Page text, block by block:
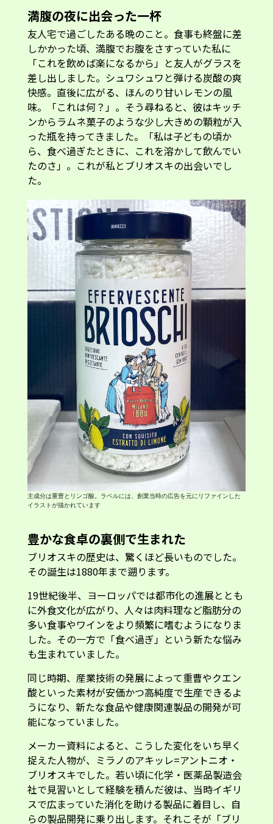
満腹の夜に出会った一杯
友人宅で過ごしたある晩のこと。食事も終盤に差
しかかった頃、満腹でお腹をさすっていた私に
「これを飲めば楽になるから」と友人がグラスを
差し出しました。シュワシュワと弾ける炭酸の爽
快感。直後に広がる、ほんのり甘いレモンの風
味。「これは何？」。そう尋ねると、彼はキッチ
ンからラムネ菓子のような少し大きめの顆粒が入
った瓶を持ってきました。「私は子どもの頃か
ら、食べ過ぎたときに、これを溶かして飲んでい
たのさ」。これが私とブリオスキの出会いでし
た。
主成分は重曹とリンゴ酸。ラベルには、創業当時の広告を元にリファインした
イラストが描かれています
豊かな食卓の裏側で生まれた
ブリオスキの歴史は、驚くほど長いものでした。
その誕生は1880年まで遡ります。
19世紀後半、ヨーロッパでは都市化の進展ととも
に外食文化が広がり、人々は肉料理など脂肪分の
多い食事やワインをより頻繁に嗜むようになりま
した。その一方で「食べ過ぎ」という新たな悩み
も生まれていました。
同じ時期、産業技術の発展によって重曹やクエン
酸といった素材が安価かつ高純度で生産できるよ
うになり、新たな食品や健康関連製品の開発が可
能になっていました。
メーカー資料によると、こうした変化をいち早く
捉えた人物が、ミラノのアキッレ=アントニオ・
ブリオスキでした。若い頃に化学・医薬品製造会
社で見習いとして経験を積んだ彼は、当時イギリ
スで広まっていた消化を助ける製品に着目し、自
らの製品開発に乗り出します。それこそが「ブリ